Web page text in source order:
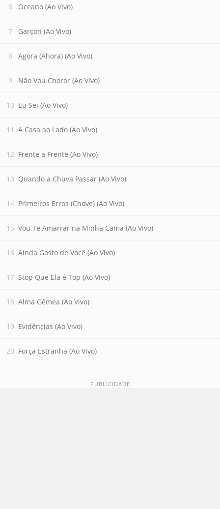
Oceano (Ao Vivo)
Garçon (Ao Vivo)
Agora (Ahora) (Ao Vivo)
Não Vou Chorar (Ao Vivo)
Eu Sei (Ao Vivo)
A Casa ao Lado (Ao Vivo)
Frente a Frente (Ao Vivo)
Quando a Chuva Passar (Ao Vivo)
Primeiros Erros (Chove) (Ao Vivo)
Vou Te Amarrar na Minha Cama (Ao Vivo)
Ainda Gosto de Você (Ao Vivo)
Stop Que Ela é Top (Ao Vivo)
Alma Gêmea (Ao Vivo)
Evidências (Ao Vivo)
Força Estranha (Ao Vivo)